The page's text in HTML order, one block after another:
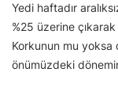
Yedi haftadır
%25 üzerine
Korkunun mu yoksa
önümüzdeki